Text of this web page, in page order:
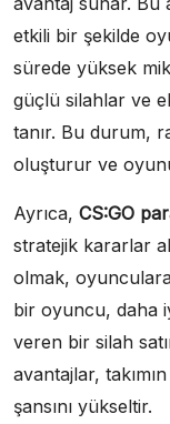
etkili bir şekilde
sürede yüksek
güçlü silahlar ve
tanır. Bu durum,
oluşturur ve
Ayrıca, CS:GO
stratejik kararlar
olmak,
bir oyuncu, daha
veren bir silah
avantajlar,
şansını yükseltir.